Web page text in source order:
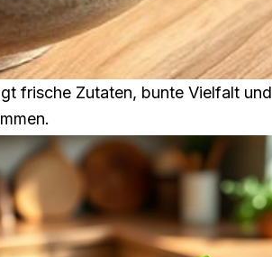
frische Zutaten, bunte Vielfalt und